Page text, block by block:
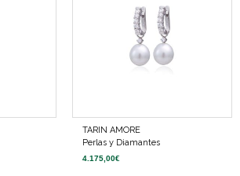
TARIN AMORE
Perlas y Diamantes
4.175,00€